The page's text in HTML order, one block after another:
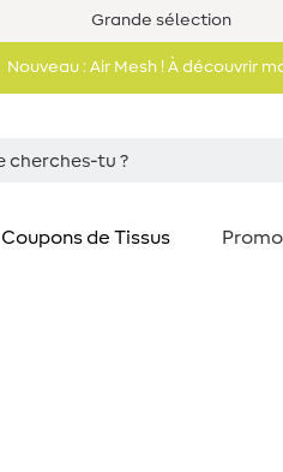
Grande sélection
Nouveau : Air Mesh ! À découvrir
Coupons de Tissus